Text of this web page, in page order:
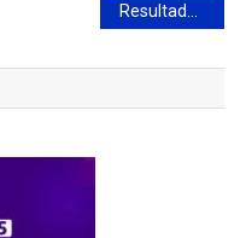
Resultados del hockey del CBC